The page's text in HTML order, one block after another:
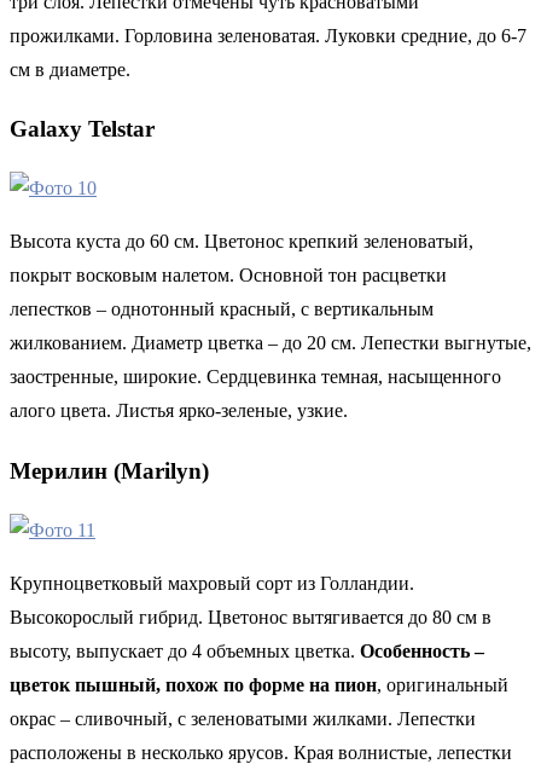
прожилками. Горловина зеленоватая. Луковки средние, до 6-7
см в диаметре.
Galaxy Telstar
Высота куста до 60 см. Цветонос крепкий зеленоватый,
покрыт восковым налетом. Основной тон расцветки
лепестков – однотонный красный, с вертикальным
жилкованием. Диаметр цветка – до 20 см. Лепестки выгнутые,
заостренные, широкие. Сердцевинка темная, насыщенного
алого цвета. Листья ярко-зеленые, узкие.
Мерилин (Marilyn)
Крупноцветковый махровый сорт из Голландии.
Высокорослый гибрид. Цветонос вытягивается до 80 см в
высоту, выпускает до 4 объемных цветка. Особенность –
цветок пышный, похож по форме на пион, оригинальный
окрас – сливочный, с зеленоватыми жилками. Лепестки
расположены в несколько ярусов. Края волнистые, лепестки